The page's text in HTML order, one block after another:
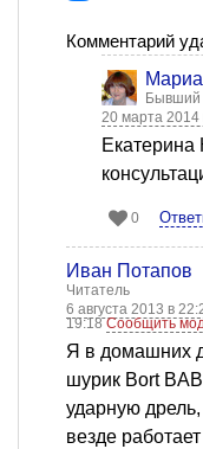
Комментарий
Бывший
20 марта 2014
Екатерина
0
Иван Потапов
Читатель
6 августа 2013 в
19:18Сообщить
Я в домашних
шурик Bort
ударную дрель,
везде